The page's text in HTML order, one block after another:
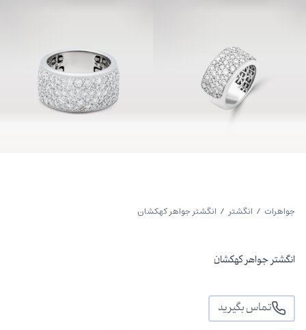
جواهرات / انگشتر / انگشتر جواهر کهکشان
انگشتر جواهر کهکشان
تماس بگیرید